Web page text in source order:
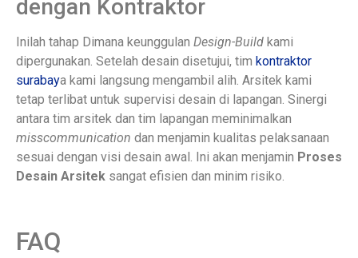
dengan Kontraktor
Inilah tahap Dimana keunggulan Design-Build kami
dipergunakan. Setelah desain disetujui, tim kontraktor
surabaya kami langsung mengambil alih. Arsitek kami
tetap terlibat untuk supervisi desain di lapangan. Sinergi
antara tim arsitek dan tim lapangan meminimalkan
misscommunication dan menjamin kualitas pelaksanaan
sesuai dengan visi desain awal. Ini akan menjamin Proses
Desain Arsitek sangat efisien dan minim risiko.
FAQ